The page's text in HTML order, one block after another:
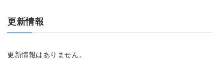
更新情報
更新情報はありません。